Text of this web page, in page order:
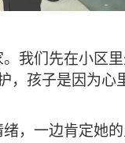
我们先在小区
，孩子是因为
，一边肯定她